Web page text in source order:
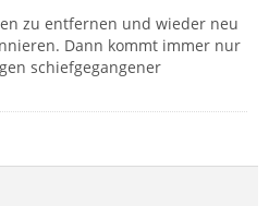
zu entfernen und wieder neu
Dann kommt immer nur
schiefgegangener